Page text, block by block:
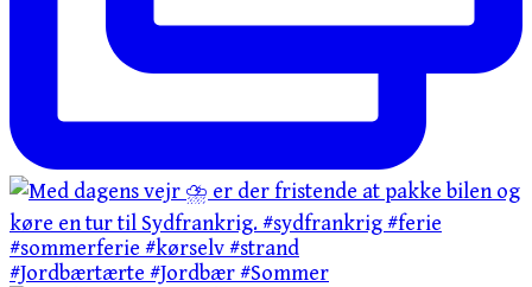
#Jordbærtærte #Jordbær #Sommer